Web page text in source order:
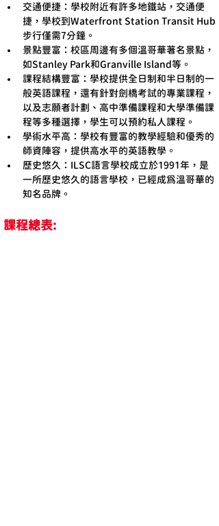
交通便捷：學校附近有許多地鐵站，交通便
捷，學校到Waterfront Station Transit Hub
步行僅需7分鐘。
景點豐富：校區周邊有多個溫哥華著名景點，
如Stanley Park和Granville Island等。
課程結構豐富：學校提供全日制和半日制的一
般英語課程，還有針對劍橋考試的專業課程，
以及志願者計劃、高中準備課程和大學準備課
程等多種選擇，學生可以預約私人課程。
學術水平高：學校有豐富的教學經驗和優秀的
師資陣容，提供高水平的英語教學。
歷史悠久：ILSC語言學校成立於1991年，是
一所歷史悠久的語言學校，已經成為溫哥華的
知名品牌。
課程總表: